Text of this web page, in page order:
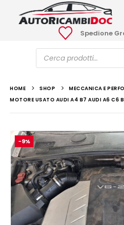
Spedione
Ricerca
prodotti
HOME SHOP MECCANICA E
MOTORE USATO AUDI A4 B7 AUDI A6 C6
-9%